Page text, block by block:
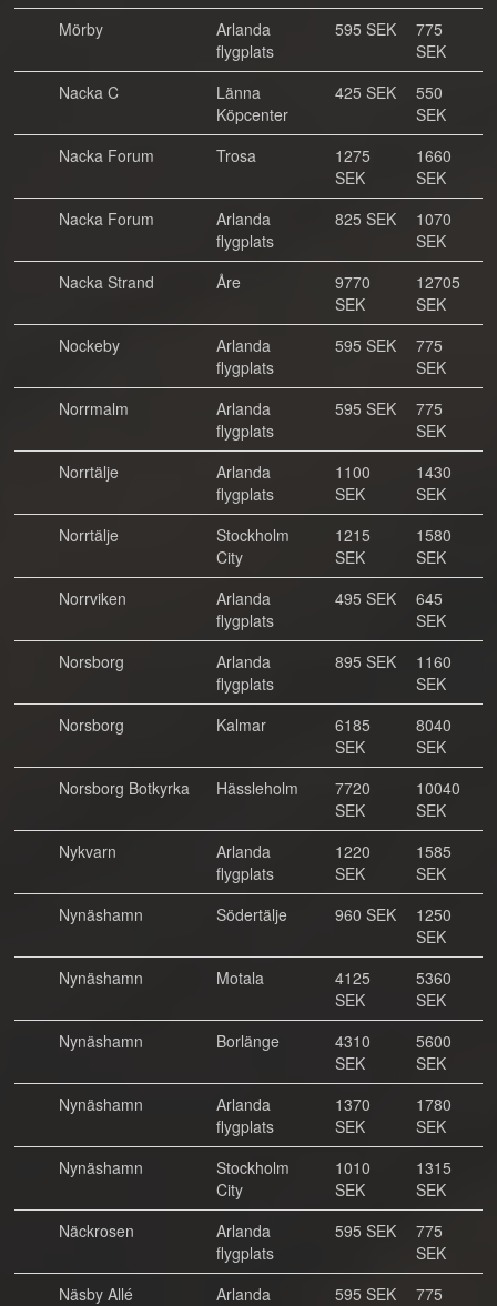
Mörby
Arlanda
flygplats
595 SEK
775
SEK
Nacka C
Länna
Köpcenter
425 SEK
550
SEK
Nacka Forum
Trosa
1275
SEK
1660
SEK
Nacka Forum
Arlanda
flygplats
825 SEK
1070
SEK
Nacka Strand
Åre
9770
SEK
12705
SEK
Nockeby
Arlanda
flygplats
595 SEK
775
SEK
Norrmalm
Arlanda
flygplats
595 SEK
775
SEK
Norrtälje
Arlanda
flygplats
1100
SEK
1430
SEK
Norrtälje
Stockholm
City
1215
SEK
1580
SEK
Norrviken
Arlanda
flygplats
495 SEK
645
SEK
Norsborg
Arlanda
flygplats
895 SEK
1160
SEK
Norsborg
Kalmar
6185
SEK
8040
SEK
Norsborg Botkyrka
Hässleholm
7720
SEK
10040
SEK
Nykvarn
Arlanda
flygplats
1220
SEK
1585
SEK
Nynäshamn
Södertälje 960 SEK
1250
SEK
Nynäshamn
Motala
4125
SEK
5360
SEK
Nynäshamn
Borlänge
4310
SEK
5600
SEK
Nynäshamn
Arlanda
flygplats
1370
SEK
1780
SEK
Nynäshamn
Stockholm
City
1010
SEK
1315
SEK
Näckrosen
Arlanda
flygplats
595 SEK
775
SEK
Näsby Allé
Arlanda
595 SEK
775